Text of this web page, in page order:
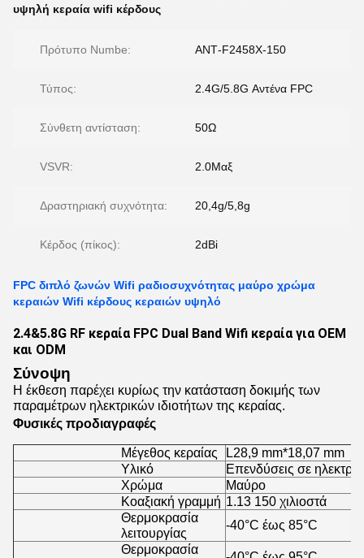
υψηλή κεραία wifi κέρδους
Πρότυπο Numbe: ΑΝΤ-F2458X-150
Τύπος: 2.4G/5.8G Αντένα FPC
Σύνθετη αντίσταση: 50Ω
VSVR: 2.0Μαξ
Δραστηριακή συχνότητα: 20,4g/5,8g
Κέρδος (πίκος): 2dBi
FPC διπλό ζωνών Wifi ραδιοσυχνότητας μαύρο χρώμα
κεραιών Wifi κέρδους κεραιών υψηλό
2.4&5.8G RF κεραία FPC Dual Band Wifi κεραία για OEM
και ODM
Σύνοψη
Η έκθεση παρέχει κυρίως την κατάσταση δοκιμής των
παραμέτρων ηλεκτρικών ιδιοτήτων της κεραίας.
Φυσικές προδιαγραφές
Μέγεθος κεραίας
L28,9 mm*18,07 mm
Υλικό
Επενδύσεις σε
Χρώμα
Μαύρο
Κοαξιακή γραμμή 1.13 150 χιλιοστά
Θερμοκρασία
λειτουργίας
-40°C έως 85°C
Θερμοκρασία